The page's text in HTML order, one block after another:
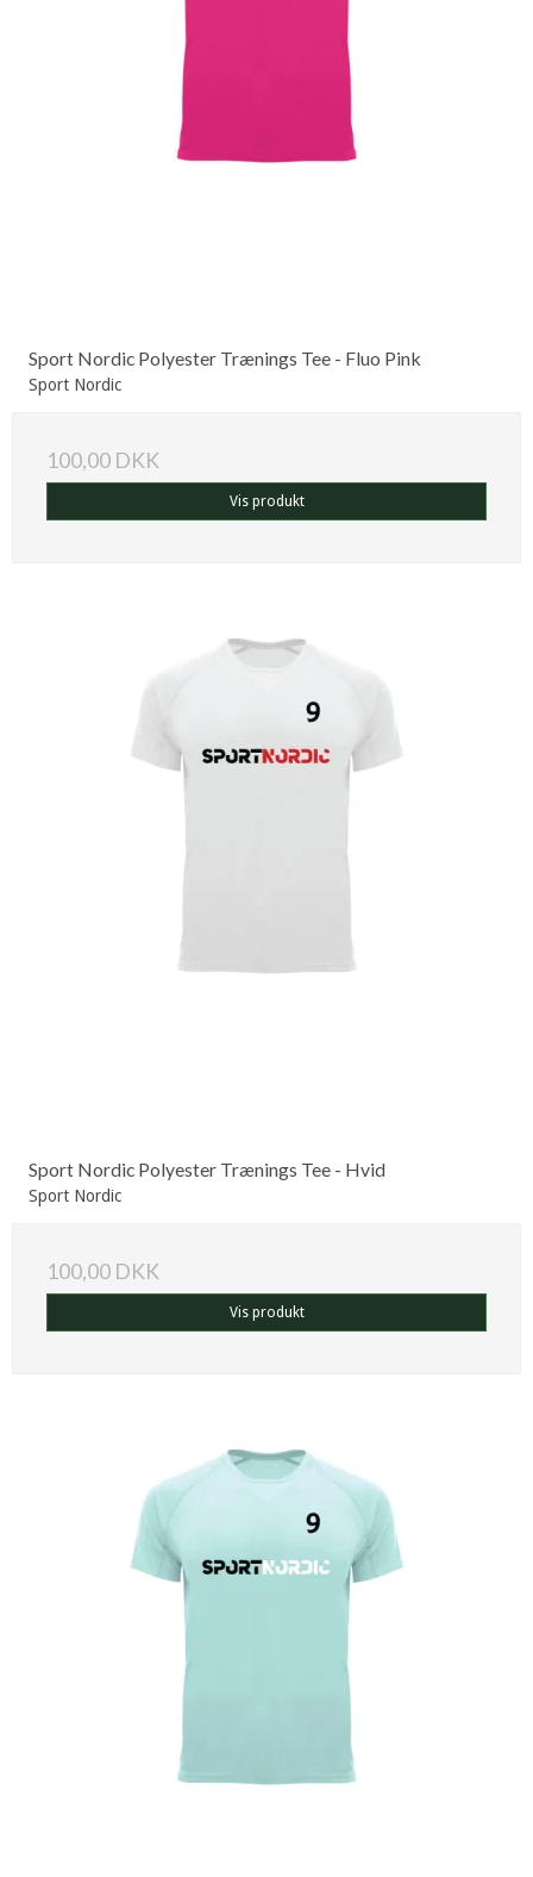
Sport Nordic Polyester Trænings Tee - Fluo Pink
Sport Nordic
100,00 DKK
Vis produkt
Sport Nordic Polyester Trænings Tee - Hvid
Sport Nordic
100,00 DKK
Vis produkt